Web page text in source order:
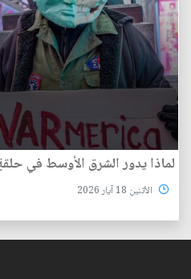
لماذا يدور الشرق الأوسط في
الأثنين 18 آيار 2026